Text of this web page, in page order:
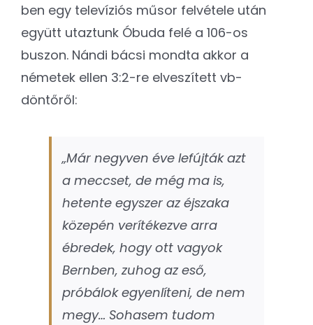
ben egy televíziós műsor felvétele után
együtt utaztunk Óbuda felé a 106-os
buszon. Nándi bácsi mondta akkor a
németek ellen 3:2-re elveszített vb-
döntőről:
„Már negyven éve lefújták azt
a meccset, de még ma is,
hetente egyszer az éjszaka
közepén verítékezve arra
ébredek, hogy ott vagyok
Bernben, zuhog az eső,
próbálok egyenlíteni, de nem
megy… Sohasem tudom